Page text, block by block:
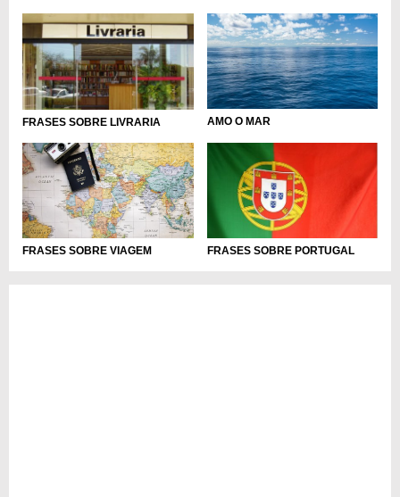
FRASES SOBRE LIVRARIA AMO O MAR
FRASES SOBRE VIAGEM FRASES SOBRE PORTUGAL